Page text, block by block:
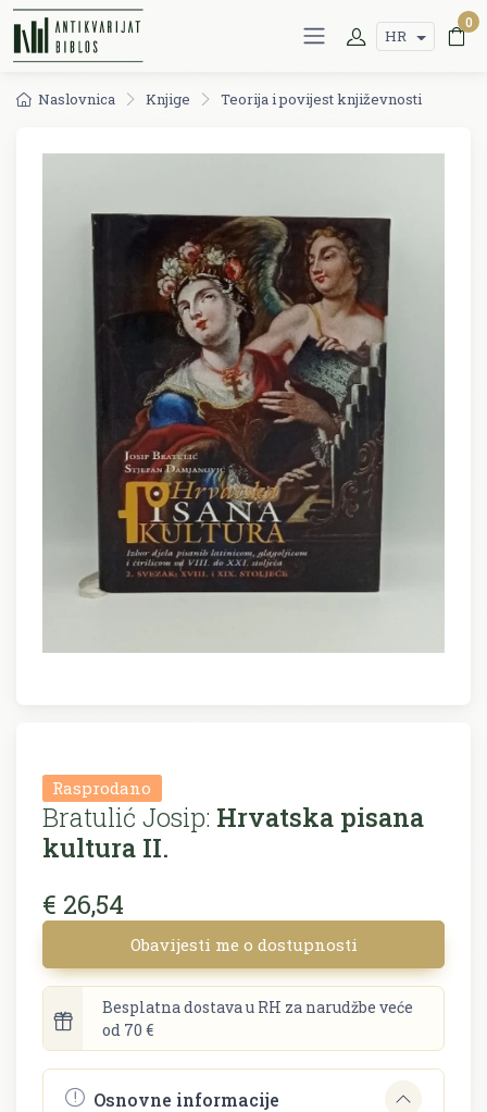
HR
0
Naslovnica Knjige Teorija i povijest književnosti
Rasprodano
Bratulić Josip: Hrvatska pisana
kultura II.
€ 26,54
Obavijesti me o dostupnosti
Besplatna dostava u RH za narudžbe veće
od 70 €
Osnovne informacije